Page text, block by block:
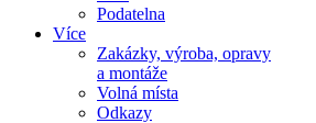
Podatelna
Více
Zakázky, výroba, opravy
a montáže
Volná místa
Odkazy